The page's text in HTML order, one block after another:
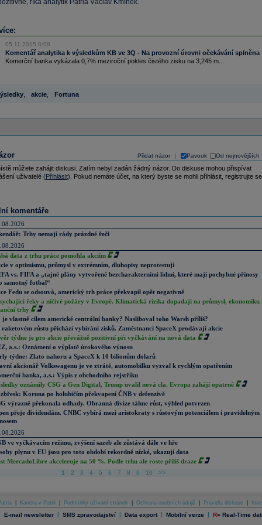
říká analytik Patria Václav Kmínek.
05.11.2015 8:08
Komentář analytika k výsledkům KB ve 3Q - Na provozní úrovni očekávání splněna
Komerční banka vykázala 0,7% meziroční pokles čistého zisku na 3,245 m...
, akcie, Fortuna
Přidat názor Pavouk Od nejnovějších
můžete zahájit diskusi. Zatím nebyl zadán žádný názor. Do diskuse mohou přispívat
uživatelé (Přihlásit). Pokud nemáte účet, na který byste se mohli přihlásit, registrujte se
komentáře
Trhy nemají rády prázdné řeči
data z trhu práce pomohla akciím
v optimismu, průmysl v extrémním, dluhopisy neprotestují
vs. FIFA a „tajné plány vytvořené bezcharakterními lidmi, které mají pochybné přínosy
samotný fotbal“
Fedu se odsouvá, americký trh práce překvapil opět negativně
řeky a ničivé požáry v Evropě. Klimatická rizika dopadají na průmysl, ekonomiku
trhy
je vlastně cílem americké centrální banky? Nasliboval toho Warsh příliš?
raketovém růstu přichází vybírání zisků. Zaměstnanci SpaceX prodávají akcie
týdne je pro akcie převážně pozitivní při vyčkávání na nová data
a.s.: Oznámení o výplatě úrokového výnosu
týdne: Zlato nahoru a SpaceX k 10 bilionům dolarů
akcionář Volkswagenu je ve ztrátě, automobilku vyzval k rychlým opatřením
banka, a.s.: Výpis z obchodního rejstříku
oznámily CSG a Gen Digital, Trump uvalil nová cla. Evropa zahájí opatrně
Koruna po holubičím překvapení ČNB v defenzivě
výrazně překonala odhady. Obranná divize táhne růst, výhled potvrzen
přeje dividendám. CNBC vybírá mezi aristokraty s růstovým potenciálem i pravidelným
ve vyčkávacím režimu, zvýšení sazeb ale zůstává dále ve hře
plynu v EU jsou pro toto období rekordně nízké, ukazují data
MercadoLibre akceleruje na 50 %. Podle trhu ale roste příliš draze
1 2 3 4 5 6 7 8 9 10 >>
Kariéra v Patrii Podmínky užívání stránek Ochrana osobních údajů Pravidla diskuse
E-mail newsletter | SMS zpravodajství | Data export | Mobilní verze | R= Real-Time